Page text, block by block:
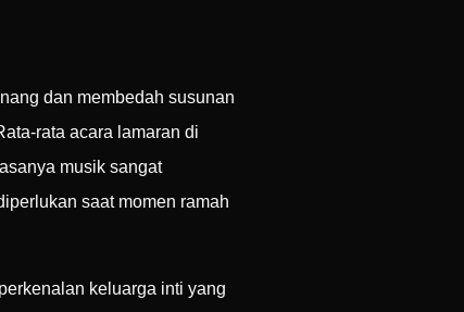
dan membedah susunan
rata acara lamaran di
musik sangat
saat momen ramah
keluarga inti yang